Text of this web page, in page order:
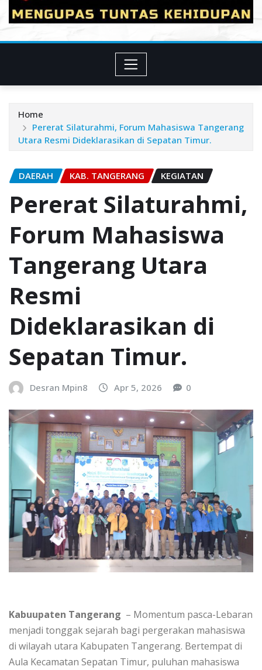
Home
Pererat Silaturahmi, Forum Mahasiswa Tangerang
Utara Resmi Dideklarasikan di Sepatan Timur.
DAERAH KAB. TANGERANG KEGIATAN
Pererat Silaturahmi,
Forum Mahasiswa
Tangerang Utara
Resmi
Dideklarasikan di
Sepatan Timur.
Desran Mpin8 Apr 5, 2026 0
Kabuupaten Tangerang – Momentum pasca-Lebaran
menjadi tonggak sejarah bagi pergerakan mahasiswa
di wilayah utara Kabupaten Tangerang. Bertempat di
Aula Kecamatan Sepatan Timur, puluhan mahasiswa